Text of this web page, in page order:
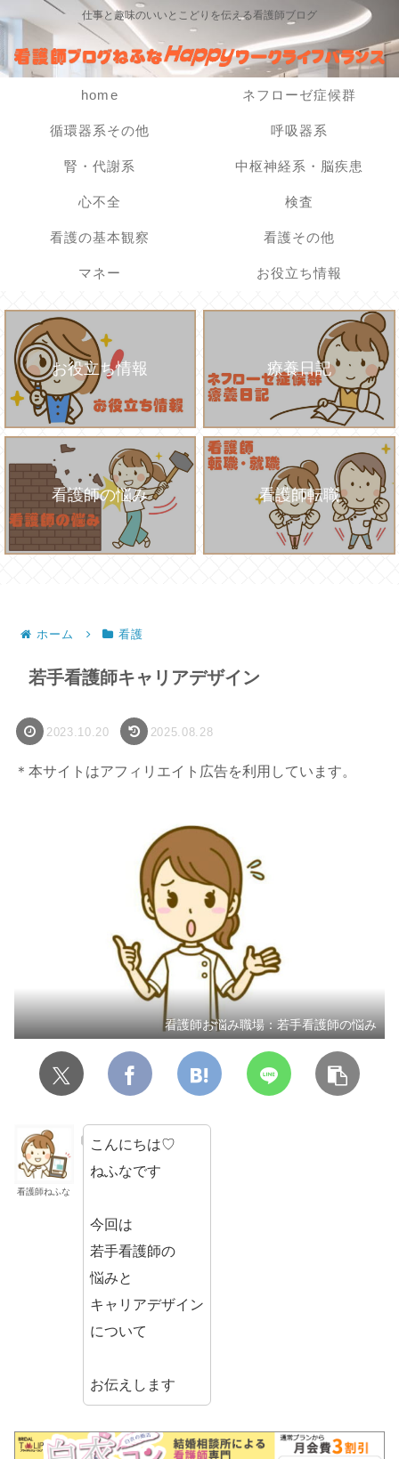
仕事と趣味のいいとこどりを伝える看護師ブログ
home ネフローゼ症候群
循環器系その他 呼吸器系
腎・代謝系 中枢神経系・脳疾患
心不全 検査
看護の基本観察 看護その他
マネー お役立ち情報
お役立ち情報 療養日記
看護師の悩み 看護師転職
ホーム 看護
若手看護師キャリアデザイン
2023.10.20 2025.08.28
＊本サイトはアフィリエイト広告を利用しています。
看護師お悩み職場：若手看護師の悩み
看護師ねふな
こんにちは♡
ねふなです
今回は
若手看護師の
悩みと
キャリアデザイン
について
お伝えします